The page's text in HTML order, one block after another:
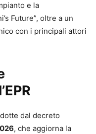
e la
Future”, oltre a un
con i principali attori
dal decreto
, che aggiorna la